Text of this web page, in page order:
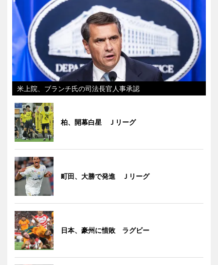
米上院、ブランチ氏の司法長官人事承認
柏、開幕白星 Ｊリーグ
町田、大勝で発進 Ｊリーグ
日本、豪州に惜敗 ラグビー